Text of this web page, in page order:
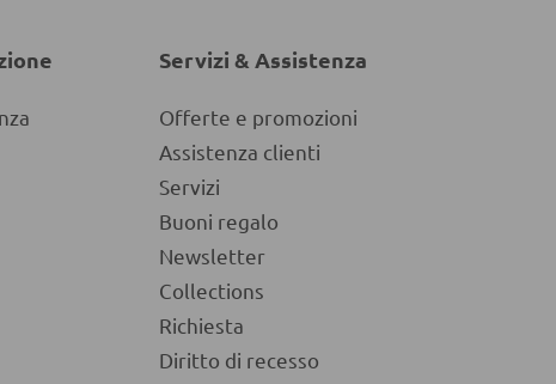
Servizi & Assistenza
Offerte e promozioni
Assistenza clienti
Servizi
Buoni regalo
Newsletter
Collections
Richiesta
Diritto di recesso